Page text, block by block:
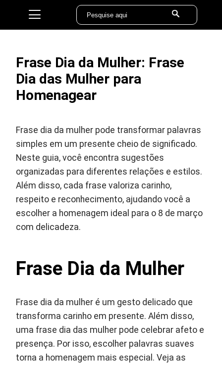
Frase Dia da Mulher: Frase
Dia das Mulher para
Homenagear
Frase dia da mulher pode transformar palavras
simples em um presente cheio de significado.
Neste guia, você encontra sugestões
organizadas para diferentes relações e estilos.
Além disso, cada frase valoriza carinho,
respeito e reconhecimento, ajudando você a
escolher a homenagem ideal para o 8 de março
com delicadeza.
Frase Dia da Mulher
Frase dia da mulher é um gesto delicado que
transforma carinho em presente. Além disso,
uma frase dia das mulher pode celebrar afeto e
presença. Por isso, escolher palavras suaves
torna a homenagem mais especial. Veja as